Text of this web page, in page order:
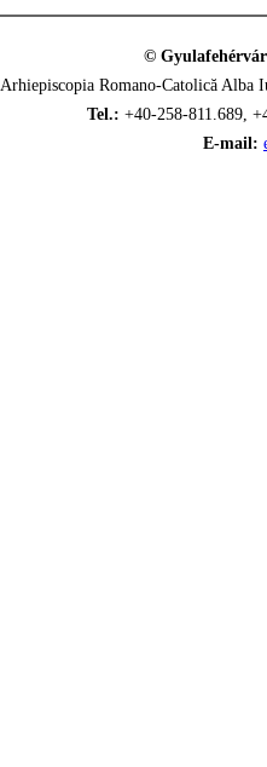
©
Arhiepiscopia Romano-Catolică
Tel.: +40-258-811.689,
E-mail: